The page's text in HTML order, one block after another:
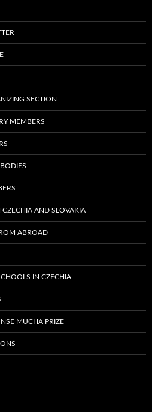
SECTION
MEMBERS
CZECHIA AND SLOVAKIA
ABROAD
IN CZECHIA
MUCHA PRIZE